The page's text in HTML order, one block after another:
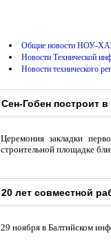
Общие новости НОУ-
Новости Технической
Новости технического
Сен-Гобен построит
Церемония закладки
строительной площадке
20 лет совместной
29 ноября в Балтийском